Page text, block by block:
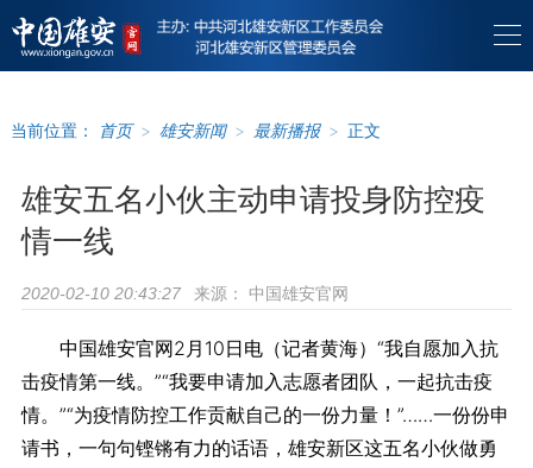
当前位置： 首页 > 雄安新闻 > 最新播报 > 正文
雄安五名小伙主动申请投身防控疫
情一线
2020-02-10 20:43:27 来源： 中国雄安官网
中国雄安官网2月10日电（记者黄海）“我自愿加入抗
击疫情第一线。”“我要申请加入志愿者团队，一起抗击疫
情。”“为疫情防控工作贡献自己的一份力量！”……一份份申
请书，一句句铿锵有力的话语，雄安新区这五名小伙做勇